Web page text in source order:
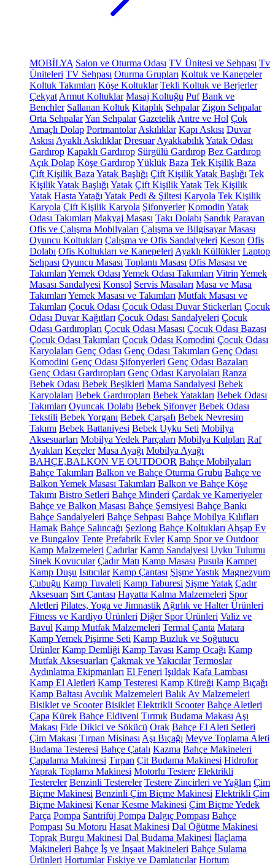
MOBİLYA Salon ve Oturma Odası TV Ünitesi ve Sehpası Tv
Üniteleri TV Sehpası Oturma Grupları Koltuk ve Kanepeler
Koltuk Takımları Köşe Koltuklar Tekli Koltuk ve Berjerler
Çekyat Armut Koltuklar Masaj Koltuğu Puf Bank ve
Benchler Sallanan Koltuk Kitaplık Sehpalar Zigon Sehpalar
Orta SehpalarYan Sehpalar Gazetelik Antre ve Hol Çok
Amaçlı Dolap Portmantolar Askılıklar Kapı Askısı Duvar
Askısı Ayaklı Askılıklar Dresuar AyakkabılıkYatak Odası
Gardırop Kapaklı Gardırop Sürgülü Gardırop Bez Gardırop
Açık Dolap Köşe GardıropYüklük Baza Tek Kişilik Baza
Çift Kişilik Baza Yatak Başlığı Çift Kişilik Yatak Başlığı Tek
Kişilik Yatak Başlığı Yatak Çift Kişilik Yatak Tek Kişilik
Yatak Hasta Yatağı Yatak Pedi & Şiltesi Karyola Tek Kişilik
Karyola Çift Kişilik Karyola Şifonyerler Komodin Yatak
Odası Takımları Makyaj Masası Takı Dolabı Sandık Paravan
Ofis ve Çalışma Mobilyaları Çalışma ve Bilgisayar Masası
Oyuncu Koltukları Çalışma ve Ofis Sandalyeleri Keson Ofis
Dolabı Ofis Koltukları ve Kanepeleri Ayaklı Küllükler Laptop
Sehpası Oyuncu Masası Toplantı Masası Ofis Masası ve
Takımları Yemek Odası Yemek Odası Takımları Vitrin Yemek
Masası Sandalyesi Konsol Servis Masaları Masa ve Masa
Takımları Yemek Masası ve Takımları Mutfak Masası ve
Takımları Çocuk Odası Çocuk Odası Duvar Stickerları Çocuk
Odası Duvar Kağıtları Çocuk Odası Sandalyeleri Çocuk
Odası Gardıropları Çocuk Odası Masası Çocuk Odası Bazası
Çocuk Odası Takımları Çocuk Odası Komodini Çocuk Odası
Karyolaları Genç Odası Genç Odası Takımları Genç Odası
Komodini Genç Odası Şifonyerleri Genç Odası Bazaları
Genç Odası Gardıropları Genç Odası Karyolaları Ranza
Bebek Odası Bebek Beşikleri Mama Sandalyesi Bebek
Karyolaları Bebek Gardıropları Bebek Yatakları Bebek Odası
Takımları Oyuncak Dolabı Bebek Şifonyer Bebek Odası
Tekstili Bebek Yorganı Bebek Çarşafı Bebek Nevresim
Takımı Bebek Battaniyesi Bebek Uyku Seti Mobilya
Aksesuarları Mobilya Yedek Parçaları Mobilya Kulpları Raf
Ayakları Keçeler Masa Ayağı Mobilya Ayağı
BAHÇE,BALKON VE OUTDOOR Bahçe Mobilyaları
Bahçe Takımları Balkon ve Bahçe Oturma Grubu Bahçe ve
Balkon Yemek Masası Takımları Balkon ve Bahçe Köşe
Takımı Bistro Setleri Bahçe Minderi Çardak ve Kameriyeler
Bahçe ve Balkon Masası Bahçe Şemsiyesi Bahçe Bankı
Bahçe Sandalyeleri Bahçe Sehpası Bahçe Mobilya Kılıfları
Hamak Bahçe Salıncağı Şezlong Bahçe Koltukları Ahşap Ev
ve Bungalov Tente Prefabrik Evler Kamp Spor ve Outdoor
Kamp Malzemeleri Çadırlar Kamp Sandalyesi Uyku Tulumu
Sinek Kovucular Çadır Matı Kamp Masası Pusula Kampet
Kamp Duşu Isıtıcılar Kamp Çantası Şişme Yastık Magnezyum
Çubuğu Kamp Tuvaleti Kamp Taburesi Şişme Yatak Çadır
Aksesuarı Sırt Çantası Hayatta Kalma Malzemeleri Spor
Aletleri Pilates, Yoga ve Jimnastik Ağırlık ve Halter Ürünleri
Fitness ve Kardiyo Ürünleri Diğer Spor Ürünleri Valiz ve
Bavul Kamp Mutfak Malzemeleri Termal Çanta Matara
Kamp Yemek Pişirme Seti Kamp Buzluk ve Soğutucu
Ürünler Kamp Demliği Kamp Tavası Kamp Ocağı Kamp
Mutfak Aksesuarları Çakmak ve Yakıcılar Termoslar
Aydınlatma Ekipmanları El Feneri Işıldak Kafa Lambası
Kamp El Aletleri Kamp Testeresi Kamp Küreği Kamp Bıçağı
Kamp Baltası Avcılık Malzemeleri Balık Av Malzemeleri
Bisiklet ve Scooter Bisiklet Elektrikli Scooter Bahçe Aletleri
Çapa Kürek Bahçe Eldiveni Tırmık Budama Makası Aşı
Makası Fide Dikici ve Sökücü Orak Bahçe El Aleti Setleri
Çim Makası Tırpan Misinası Aşı Bıçağı Meyve Toplama Aleti
Budama Testeresi Bahçe Çatalı Kazma Bahçe Makineleri
Çapalama Makinesi Tırpan Çit Budama Makinesi Hidrofor
Yaprak Toplama Makinesi Motorlu Testere Elektrikli
Testereler Benzinli Testereler Testere Zincirleri ve Yağları Çim
Biçme Makinesi Benzinli Çim Biçme Makinesi Elektrikli Çim
Biçme Makinesi Kenar Kesme Makinesi Çim Biçme Yedek
Parça Pompa Santrifüj Pompa Dalgıç Pompası Bahçe
Pompası Su Motoru Hasat Makinesi Dal Öğütme Makinesi
Toprak Burgu Makinesi Dal Budama Makinesi İlaçlama
Makineleri Bahçe İş ve İnşaat Makineleri Bahçe Sulama
Ürünleri Hortumlar Fıskiye ve Damlatıcılar Hortum